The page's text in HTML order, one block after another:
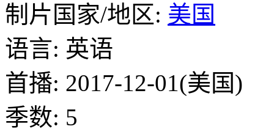
制片国家/地区: 美国
语言: 英语
首播: 2017-12-01(美国)
季数: 5